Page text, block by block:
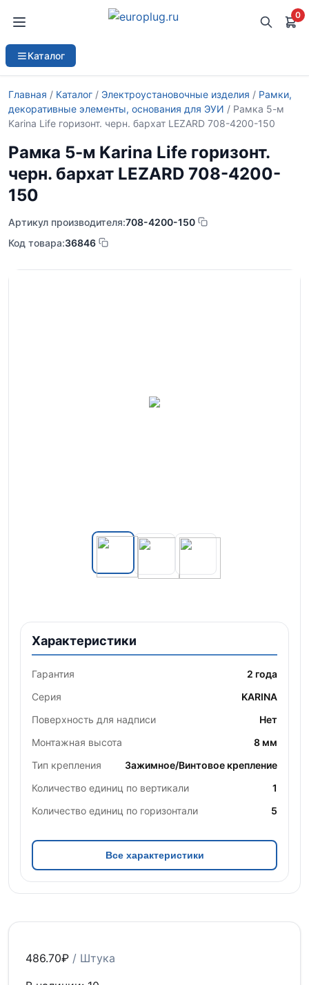
0
Каталог
Главная / Каталог / Электроустановочные изделия / Рамки,
декоративные элементы, основания для ЭУИ / Рамка 5-м
Karina Life горизонт. черн. бархат LEZARD 708-4200-150
Рамка 5-м Karina Life горизонт.
черн. бархат LEZARD 708-4200-
150
Артикул производителя:708-4200-150
Код товара:36846
Характеристики
Гарантия
2 года
Серия
KARINA
Поверхность для надписи
Нет
Монтажная высота
8 мм
Тип крепления
Зажимное/Винтовое крепление
Количество единиц по вертикали
1
Количество единиц по горизонтали
5
Все характеристики
486.70₽ / Штука